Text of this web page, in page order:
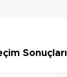
Sonuçları